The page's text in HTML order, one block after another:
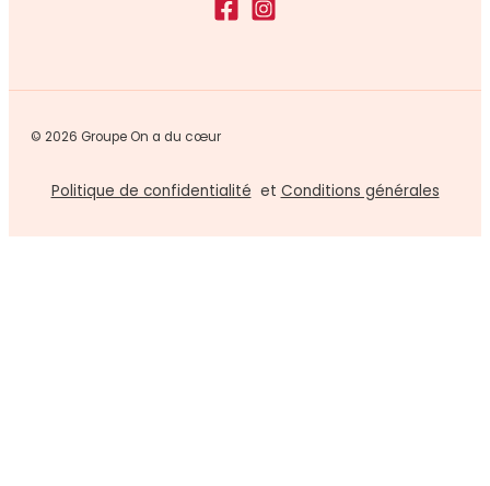
© 2026 Groupe On a du cœur
Politique de confidentialité et Conditions générales